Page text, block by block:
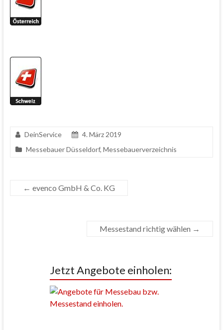
DeinService
4. März 2019
Messebauer Düsseldorf, Messebauerverzeichnis
← evenco GmbH & Co. KG
Messestand richtig wählen →
Jetzt Angebote einholen: